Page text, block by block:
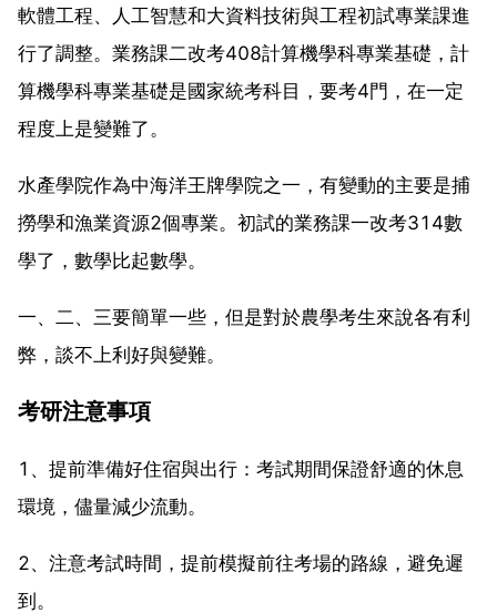
軟體工程、人工智慧和大資料技術與工程初試專業課進
行了調整。業務課二改考408計算機學科專業基礎，計
算機學科專業基礎是國家統考科目，要考4門，在一定
程度上是變難了。
水產學院作為中海洋王牌學院之一，有變動的主要是捕
撈學和漁業資源2個專業。初試的業務課一改考314數
學了，數學比起數學。
一、二、三要簡單一些，但是對於農學考生來說各有利
弊，談不上利好與變難。
考研注意事項
1、提前準備好住宿與出行：考試期間保證舒適的休息
環境，儘量減少流動。
2、注意考試時間，提前模擬前往考場的路線，避免遲
到。